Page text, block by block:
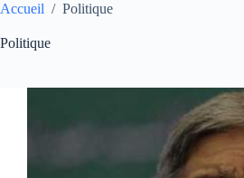
Accueil / Politique
Politique